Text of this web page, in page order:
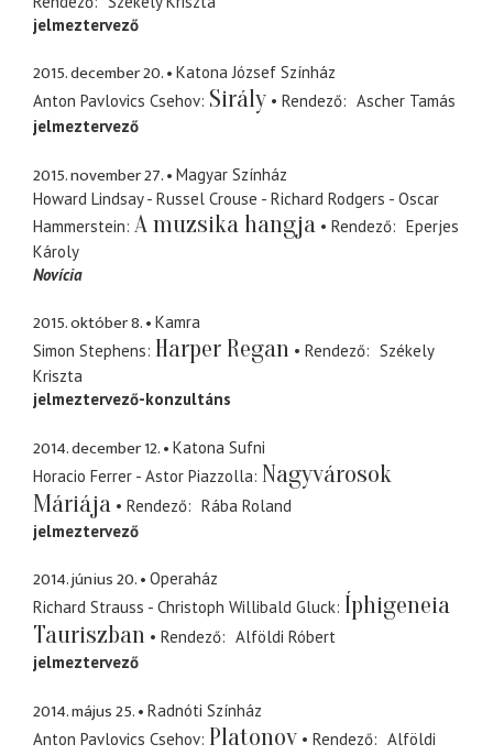
jelmeztervező
2015. december 20.
Katona József Színház
Anton Pavlovics Csehov Sirály Rendező
Ascher Tamás
jelmeztervező
2015. november 27.
Magyar Színház
Howard Lindsay - Russel Crouse - Richard Rodgers - Oscar
Hammerstein A muzsika hangja Rendező
Eperjes
Károly
Novícia
2015. október 8.
Kamra
Simon Stephens Harper Regan Rendező
Székely
Kriszta
jelmeztervező-konzultáns
2014. december 12.
Katona Sufni
Horacio Ferrer - Astor Piazzolla Nagyvárosok
Máriája
Rendező
Rába Roland
jelmeztervező
2014. június 20.
Operaház
Richard Strauss - Christoph Willibald Gluck Íphigeneia
Tauriszban
Rendező
Alföldi Róbert
jelmeztervező
2014. május 25.
Radnóti Színház
Anton Pavlovics Csehov Platonov Rendező
Alföldi